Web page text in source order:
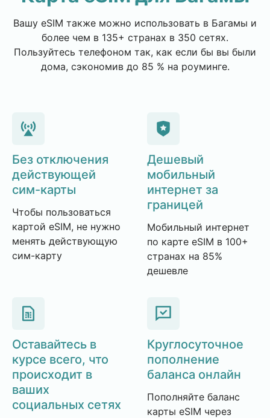
Вашу eSIM также можно использовать в Багамы и
более чем в 135+ странах в 350 сетях.
Пользуйтесь телефоном так, как если бы вы были
дома, сэкономив до 85 % на роуминге.
Без отключения
действующей
сим-карты
Чтобы пользоваться
картой eSIM, не нужно
менять действующую
сим-карту
Дешевый
мобильный
интернет за
границей
Мобильный интернет
по карте eSIM в 100+
странах на 85%
дешевле
Оставайтесь в
курсе всего, что
происходит в
ваших
социальных сетях
Круглосуточное
пополнение
баланса онлайн
Пополняйте баланс
карты eSIM через